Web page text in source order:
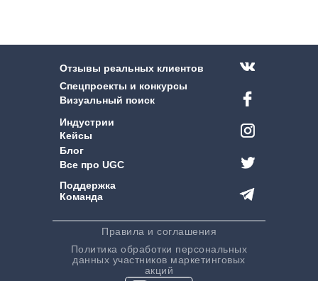
Правила и соглашения
Политика обработки персональных
данных участников маркетинговых
акций
Спецпроекты и конкурсы
Визуальный поиск
Поддержка
Блог
Команда
Кейсы
Индустрии
Отзывы реальных клиентов
Все про UGC